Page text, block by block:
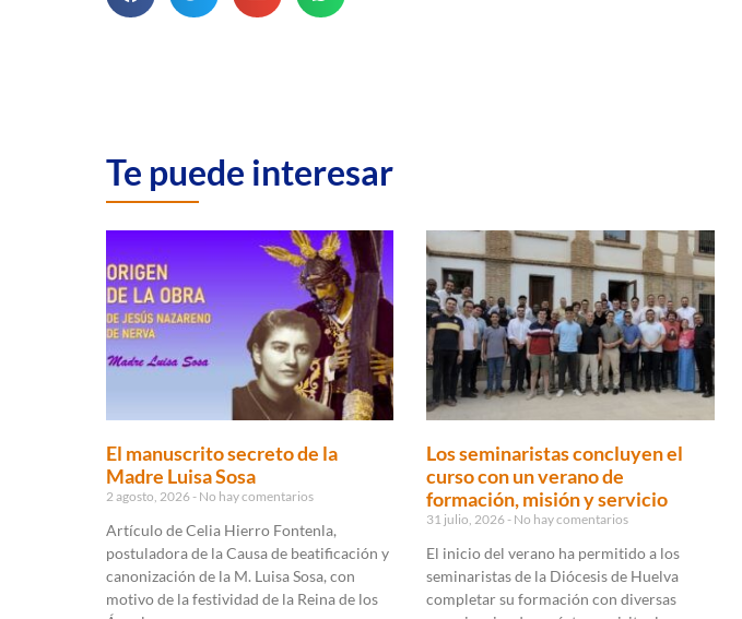
Te puede interesar
El manuscrito secreto de la
Madre Luisa Sosa
2 agosto, 2026 No hay comentarios
Artículo de Celia Hierro Fontenla,
postuladora de la Causa de beatificación y
canonización de la M. Luisa Sosa, con
motivo de la festividad de la Reina de los
Los seminaristas concluyen el
curso con un verano de
formación, misión y servicio
31 julio, 2026 No hay comentarios
El inicio del verano ha permitido a los
seminaristas de la Diócesis de Huelva
completar su formación con diversas